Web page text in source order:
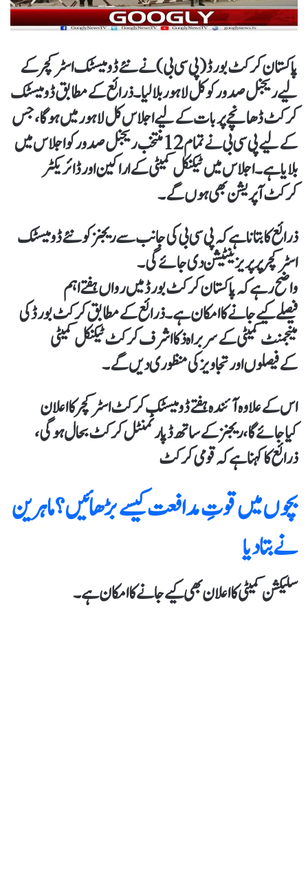
پاکستان کرکٹ بورڈ (پی سی بی) نے نئے ڈومیسٹک اسٹرکچر کے
لیے ریجنل صدور کو کل لاہور بلالیا۔ذرائع کے مطابق ڈومیسٹک
کرکٹ ڈھانچے پر بات کے لیے اجلاس کل لاہور میں ہوگا، جس
کے لیے پی سی بی نے تمام 12 منتخب ریجنل صدور کو اجلاس میں
بلایا ہے۔اجلاس میں ٹیکنیکل کمیٹی کے اراکین اور ڈائریکٹر
کرکٹ آپریشن بھی ہوں گے۔
ذرائع کا بتانا ہے کہ پی سی بی کی جانب سے ریجنز کو نئے ڈومیسٹک
اسٹرکچر پر پریزینٹیشن دی جائے گی۔
واضح رہے کہ پاکستان کرکٹ بورڈ میں رواں ہفتے اہم
فیصلےکیےجانےکا امکان ہے۔ذرائع کے مطابق کرکٹ بورڈ کی
مینجمنٹ کمیٹی کے سربراہ ذکا اشرف کرکٹ ٹیکنیکل کمیٹی
کےفیصلوں اور تجاویزکی منظوری دیں گے۔
اس کے علاوہ آئندہ ہفتے ڈومیسٹک کرکٹ اسٹرکچرکا اعلان
کیاجائےگا، ریجنز کےساتھ ڈپارٹمنٹل کرکٹ بحال ہوگی،
ذرائع کا کہنا ہے کہ قومی کرکٹ
بچوں میں قوتِ مدافعت کیسے بڑھائیں؟ماہرین
نے بتادیا
سلیکشن کمیٹی کا اعلان بھی کیےجانےکا امکان ہے۔